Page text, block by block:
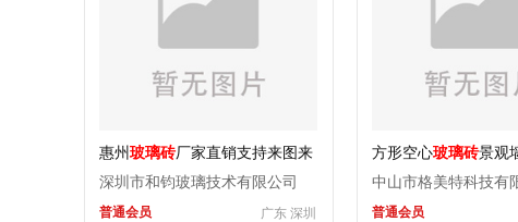
惠州 玻璃砖厂家直销支持来图来
样定制
深圳市和钧玻璃技术有限公司
广东 深圳
普通会员
方形空心玻璃砖景观
断磨砂家用餐厅
中山市格美特科技有
普通会员